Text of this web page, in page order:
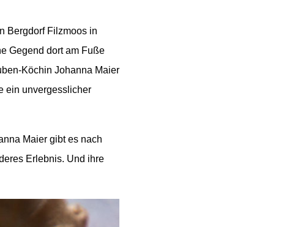
Bergdorf Filzmoos in
Gegend dort am Fuße
Köchin Johanna Maier
ein unvergesslicher
Maier gibt es nach
Erlebnis. Und ihre